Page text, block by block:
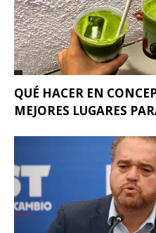
QUÉ HACER EN
MEJORES LUGARES